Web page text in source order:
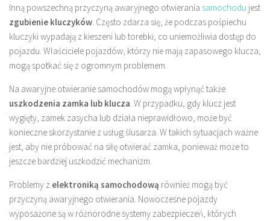
Inną powszechną przyczyną awaryjnego otwierania samochodu jest
zgubienie kluczyków. Często zdarza się, że podczas pośpiechu
kluczyki wypadają z kieszeni lub torebki, co uniemożliwia dostęp do
pojazdu. Właściciele pojazdów, którzy nie mają zapasowego klucza,
mogą spotkać się z ogromnym problemem.
Na awaryjne otwieranie samochodów mogą wpłynąć także
uszkodzenia zamka lub klucza. W przypadku, gdy klucz jest
wygięty, zamek zasycha lub działa nieprawidłowo, może być
konieczne skorzystanie z usług ślusarza. W takich sytuacjach ważne
jest, aby nie próbować na siłę otwierać zamka, ponieważ może to
jeszcze bardziej uszkodzić mechanizm.
Problemy z elektroniką samochodową również mogą być
przyczyną awaryjnego otwierania. Nowoczesne pojazdy
wyposażone są w różnorodne systemy zabezpieczeń, których